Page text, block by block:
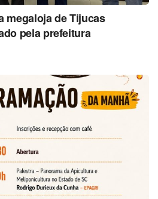
megaloja de Tijucas
pela prefeitura